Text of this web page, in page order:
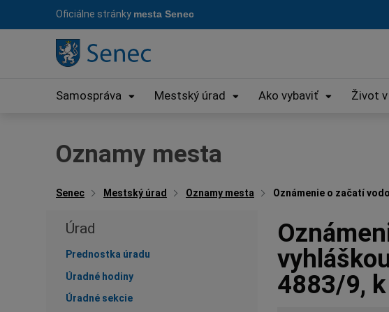
Oficiálne stránky mesta Senec
Samospráva Mestský úrad Ako vybaviť Život
Oznamy mesta
Senec Mestský úrad Oznamy mesta Oznámenie o začatí
Úrad
Prednostka úradu
Úradné hodiny
Úradné sekcie
4883/9,